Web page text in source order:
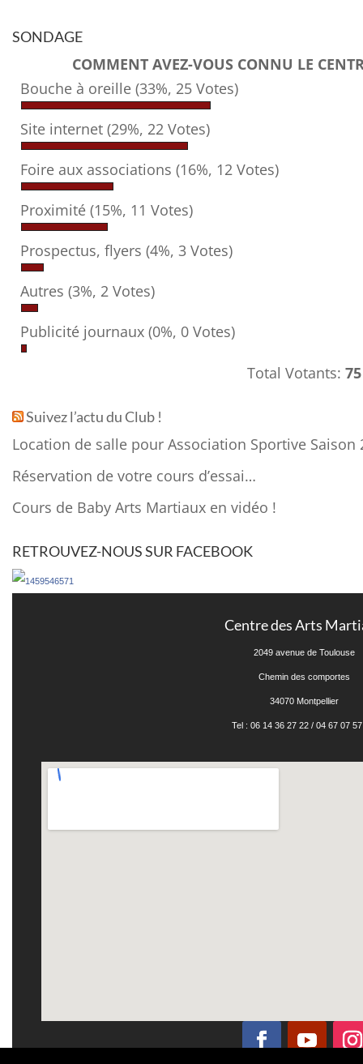
SONDAGE
COMMENT AVEZ-VOUS CONNU LE
Bouche à oreille (33%, 25 Votes)
Site internet (29%, 22 Votes)
Foire aux associations (16%, 12 Votes)
Proximité (15%, 11 Votes)
Prospectus, flyers (4%, 3 Votes)
Autres (3%, 2 Votes)
Publicité journaux (0%, 0 Votes)
Total Votants: 75
Suivez l’actu du Club !
Location de salle pour Association Sportive Saison
Réservation de votre cours d’essai…
Cours de Baby Arts Martiaux en vidéo !
RETROUVEZ-NOUS SUR FACEBOOK
Centre des Arts
2049 avenue de Toulouse
Chemin des comportes
34070 Montpellier
Tel : 06 14 36 27 22 / 04 67 07